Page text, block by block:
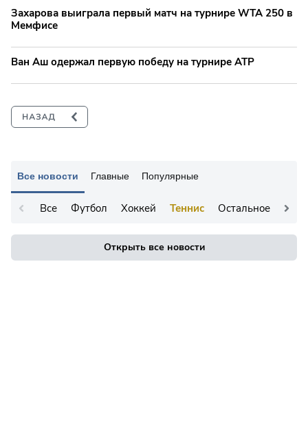
Все новости Главные Популярные
Все Футбол Хоккей Теннис Остальное
Открыть все новости
Захарова выиграла первый матч на турнире WTA 250 в
Мемфисе
Ван Аш одержал первую победу на турнире ATP